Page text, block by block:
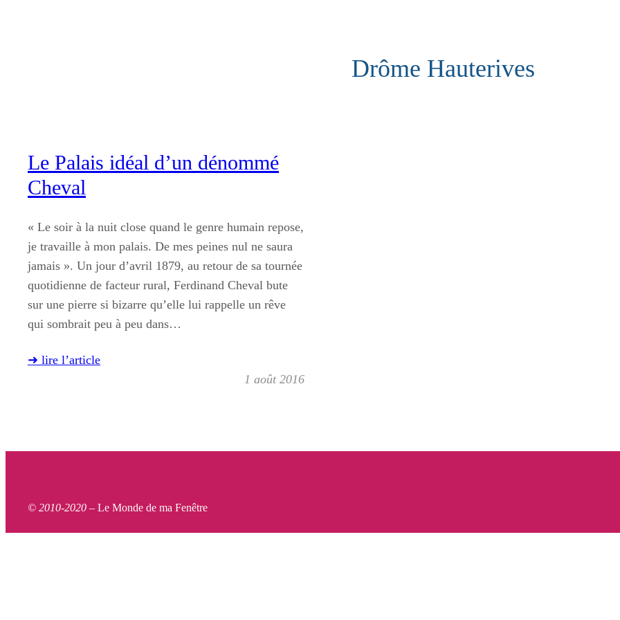
Drôme Hauterives
Le Palais idéal d’un dénommé
Cheval
« Le soir à la nuit close quand le genre humain repose,
je travaille à mon palais. De mes peines nul ne saura
jamais ». Un jour d’avril 1879, au retour de sa tournée
quotidienne de facteur rural, Ferdinand Cheval bute
sur une pierre si bizarre qu’elle lui rappelle un rêve
qui sombrait peu à peu dans…
➜ lire l’article
1 août 2016
© 2010-2020 – Le Monde de ma Fenêtre